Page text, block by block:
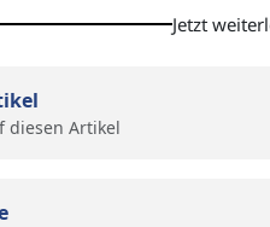
Jetzt
diesen Artikel